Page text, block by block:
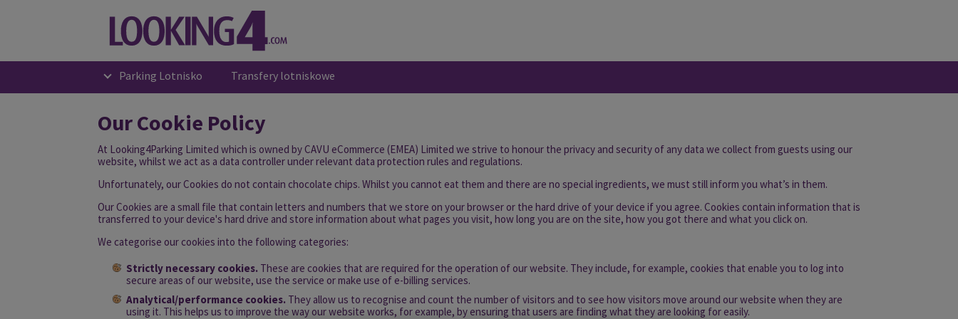
Parking Lotnisko Transfery lotniskowe
Our Cookie Policy
At Looking4Parking Limited which is owned by CAVU eCommerce (EMEA) Limited we strive to honour the privacy and security of any data we collect from guests using our
website, whilst we act as a data controller under relevant data protection rules and regulations.
Unfortunately, our Cookies do not contain chocolate chips. Whilst you cannot eat them and there are no special ingredients, we must still inform you what’s in them.
Our Cookies are a small file that contain letters and numbers that we store on your browser or the hard drive of your device if you agree. Cookies contain information that is
transferred to your device's hard drive and store information about what pages you visit, how long you are on the site, how you got there and what you click on.
We categorise our cookies into the following categories:
Strictly necessary cookies. These are cookies that are required for the operation of our website. They include, for example, cookies that enable you to log into
secure areas of our website, use the service or make use of e-billing services.
Analytical/performance cookies. They allow us to recognise and count the number of visitors and to see how visitors move around our website when they are
using it. This helps us to improve the way our website works, for example, by ensuring that users are finding what they are looking for easily.